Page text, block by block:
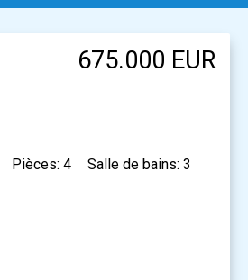
675.000 EUR
Pièces: 4
Salle de bains: 3